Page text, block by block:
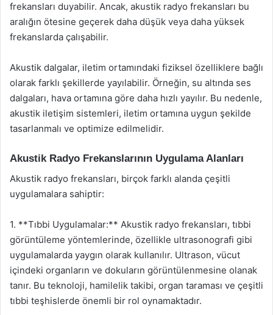
frekansları duyabilir. Ancak, akustik radyo frekansları bu
aralığın ötesine geçerek daha düşük veya daha yüksek
frekanslarda çalışabilir.
Akustik dalgalar, iletim ortamındaki fiziksel özelliklere bağlı
olarak farklı şekillerde yayılabilir. Örneğin, su altında ses
dalgaları, hava ortamına göre daha hızlı yayılır. Bu nedenle,
akustik iletişim sistemleri, iletim ortamına uygun şekilde
tasarlanmalı ve optimize edilmelidir.
Akustik Radyo Frekanslarının Uygulama Alanları
Akustik radyo frekansları, birçok farklı alanda çeşitli
uygulamalara sahiptir:
1. **Tıbbi Uygulamalar:** Akustik radyo frekansları, tıbbi
görüntüleme yöntemlerinde, özellikle ultrasonografi gibi
uygulamalarda yaygın olarak kullanılır. Ultrason, vücut
içindeki organların ve dokuların görüntülenmesine olanak
tanır. Bu teknoloji, hamilelik takibi, organ taraması ve çeşitli
tıbbi teşhislerde önemli bir rol oynamaktadır.